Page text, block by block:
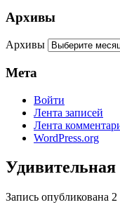
Архивы
Архивы
Мета
Войти
Лента записей
Лента
WordPress.org
Удивительная
Запись опубликована 2